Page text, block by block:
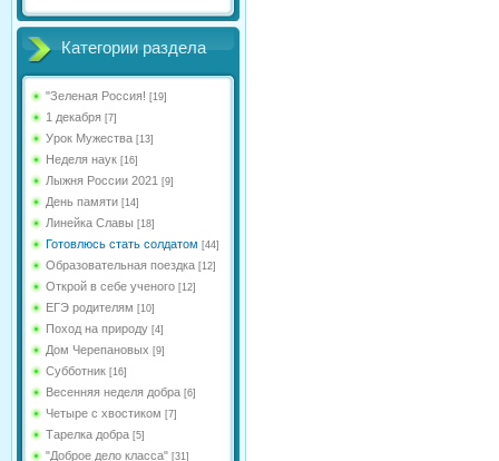
Категории раздела
"Зеленая Россия! [19]
1 декабря [7]
Урок Мужества [13]
Неделя наук [16]
Лыжня России 2021 [9]
День памяти [14]
Линейка Славы [18]
Готовлюсь стать солдатом [44]
Образовательная поездка [12]
Открой в себе ученого [12]
ЕГЭ родителям [10]
Поход на природу [4]
Дом Черепановых [9]
Субботник [16]
Весенняя неделя добра [6]
Четыре с хвостиком [7]
Тарелка добра [5]
"Доброе дело класса" [31]